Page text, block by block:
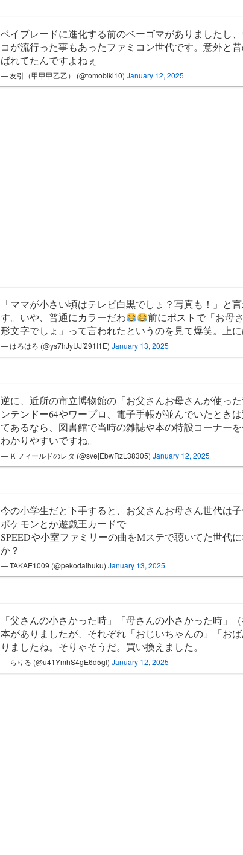
ベイブレードに進化する前のベーゴマがありましたし
コが流行った事もあったファミコン世代です。意外と
ばれてたんですよねぇ
— 友引（甲甲甲乙乙） (@tomobiki10) January 12, 2025
「ママが小さい頃はテレビ白黒でしょ？写真も！」と
す。いや、普通にカラーだわ
前にポストで「お母
形文字でしょ」って言われたというのを見て爆笑。上
— はろはろ (@ys7hJyUJf291I1E) January 13, 2025
逆に、近所の市立博物館の「お父さんお母さんが使っ
ンテンドー64やワープロ、電子手帳が並んでいたとき
てあるなら、図書館で当時の雑誌や本の特設コーナー
わかりやすいですね。
— Ｋフィールドのレタ (@svejEbwRzL38305) January 12, 2025
今の小学生だと下手すると、お父さんお母さん世代は
ポケモンとか遊戯王カードで
SPEEDや小室ファミリーの曲をMステで聴いてた世代
か？
— TAKAE1009 (@pekodaihuku) January 13, 2025
「父さんの小さかった時」「母さんの小さかった時」
本がありましたが、それぞれ「おじいちゃんの」「お
りましたね。そりゃそうだ。買い換えました。
— らりる (@u41YmhS4gE6d5gl) January 12, 2025